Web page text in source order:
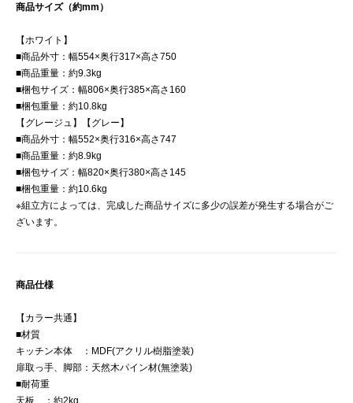
商品サイズ（約mm）
【ホワイト】
■商品外寸：幅554×奥行317×高さ750
■商品重量：約9.3kg
■梱包サイズ：幅806×奥行385×高さ160
■梱包重量：約10.8kg
【グレージュ】【グレー】
■商品外寸：幅552×奥行316×高さ747
■商品重量：約8.9kg
■梱包サイズ：幅820×奥行380×高さ145
■梱包重量：約10.6kg
※組立方によっては、完成した商品サイズに多少の誤差が発生する場合がご
ざいます。
商品仕様
【カラー共通】
■材質
キッチン本体 ：MDF(アクリル樹脂塗装)
扉取っ手、脚部：天然木パイン材(無塗装)
■耐荷重
天板 ：約2kg